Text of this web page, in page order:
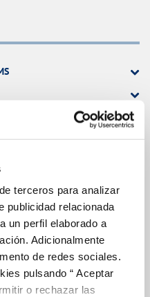
terceros para analizar
publicidad relacionada
un perfil elaborado a
Adicionalmente
de redes sociales.
pulsando “ Aceptar
o rechazar las